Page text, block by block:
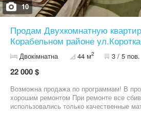
10
Продам Двухкомнатную
Корабельном районе
Двокімнатна 44 м2 3 / 5 пов.
22 000 $
Возможна продажа по программам! В
хорошим ремонтом При ремонте все
использовались только качественные